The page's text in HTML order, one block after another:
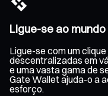
Ligue-se ao
Ligue-se com um
descentralizadas em
e uma vasta gama de
Gate Wallet ajuda-o a
esforço.